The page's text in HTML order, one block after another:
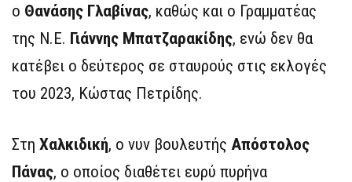
ο Θανάσης Γλαβίνας, καθώς και ο Γραµµατέας
της Ν.Ε. Γιάννης Μπατζαρακίδης, ενώ δεν θα
κατέβει ο δεύτερος σε σταυρούς στις εκλογές
του 2023, Κώστας Πετρίδης.
Στη Χαλκιδική, ο νυν βουλευτής Απόστολος
Πάνας, ο οποίος διαθέτει ευρύ πυρήνα